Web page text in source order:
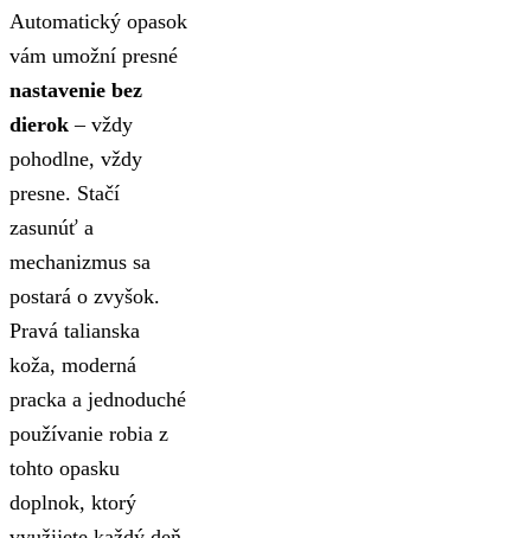
Automatický opasok
vám umožní presné
nastavenie bez
dierok – vždy
pohodlne, vždy
presne. Stačí
zasunúť a
mechanizmus sa
postará o zvyšok.
Pravá talianska
koža, moderná
pracka a jednoduché
používanie robia z
tohto opasku
doplnok, ktorý